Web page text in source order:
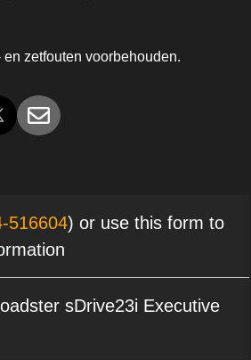
zetfouten voorbehouden.
516604) or use this form to
sDrive23i Executive